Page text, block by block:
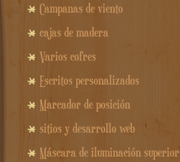
Campanas de viento
cajas de madera
Varios cofres
Escritos personalizados
Marcador de posición
sitios y desarrollo web
Máscara de iluminación superior